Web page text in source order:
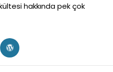
hakkında pek çok